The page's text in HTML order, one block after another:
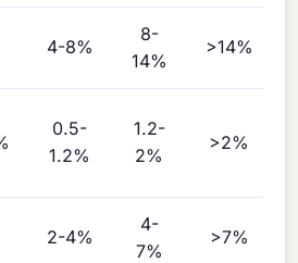
4-8%
8-
14%
>14%
0.5-
1.2%
1.2-
2%
>2%
2-4%
4-
7%
>7%